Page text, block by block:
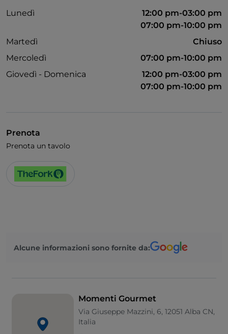
Si parla inglese
Si parla francese
Lunedì
12:00 pm-03:00 pm
07:00 pm-10:00 pm
Martedì
Chiuso
Mercoledì
07:00 pm-10:00 pm
Giovedì - Domenica
12:00 pm-03:00 pm
07:00 pm-10:00 pm
Prenota
Prenota un tavolo
Alcune informazioni sono fornite da:
Momenti Gourmet
Via Giuseppe Mazzini, 6, 12051 Alba CN,
Italia